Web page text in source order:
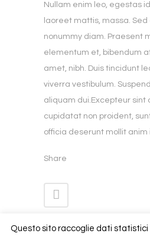
Nullam enim leo, egestas
laoreet mattis, massa. Sed
nonummy diam. Praesent
elementum et, bibendum
amet, nibh. Duis tincidunt
viverra vestibulum.
aliquam dui.Excepteur sint
cupidatat non proident,
officia deserunt mollit anim
Share
Questo sito raccoglie dati statistici